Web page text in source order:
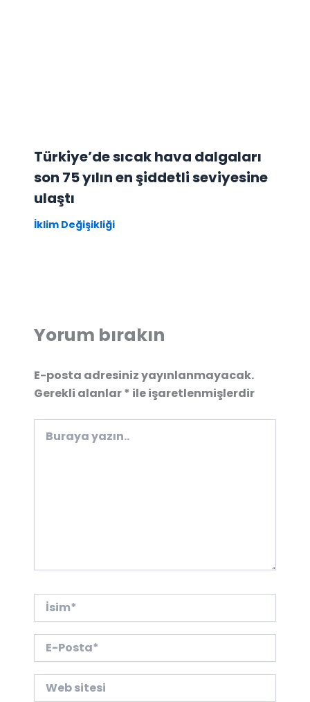
Türkiye’de sıcak hava dalgaları
son 75 yılın en şiddetli seviyesine
ulaştı
İklim Değişikliği
Yorum bırakın
E-posta adresiniz yayınlanmayacak.
Gerekli alanlar* ile işaretlenmişlerdir
yazın..
İsim*
Posta*
sitesi